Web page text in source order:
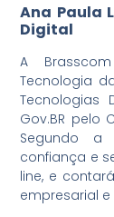
Ana Paula
Digital
A
Tecnologia
Gov.BR pelo
Segundo a
confiança e
line, e
empresarial